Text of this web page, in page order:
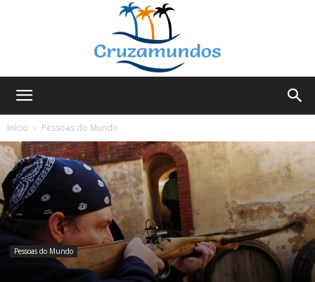
Início
Pessoas do Mundo
Pessoas do Mundo